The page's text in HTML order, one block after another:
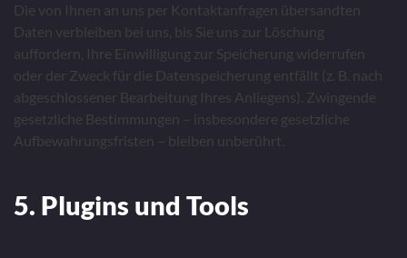
Die von Ihnen an uns per Kontaktanfragen übersandten
Daten verbleiben bei uns, bis Sie uns zur Löschung
auffordern, Ihre Einwilligung zur Speicherung widerrufen
oder der Zweck für die Datenspeicherung entfällt (z. B. nach
abgeschlossener Bearbeitung Ihres Anliegens). Zwingende
gesetzliche Bestimmungen – insbesondere gesetzliche
Aufbewahrungsfristen – bleiben unberührt.
5. Plugins und Tools